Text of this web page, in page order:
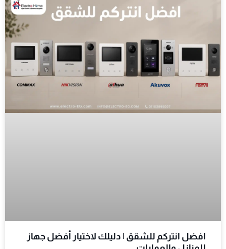
افضل انتركم للشقق | دليلك لاختيار أفضل جهاز